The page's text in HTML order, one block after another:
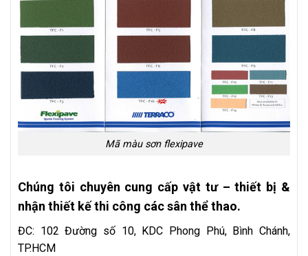
Mã màu sơn flexipave
Chúng tôi chuyên cung cấp vật tư – thiết bị &
nhận thiết kế thi công các sân thể thao.
ĐC: 102 Đường số 10, KDC Phong Phú, Bình Chánh,
TP.HCM